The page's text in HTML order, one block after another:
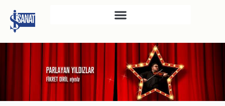
SAHNE SANATLARI
TÜRKIYE İŞ BANKASI
RESIM HEYKEL MÜZESI